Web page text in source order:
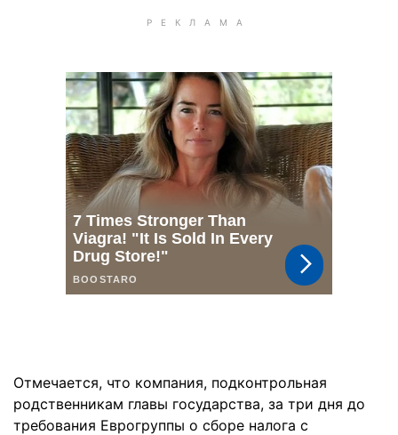
Отмечается, что компания, подконтрольная
родственникам главы государства, за три дня до
требования Еврогруппы о сборе налога с